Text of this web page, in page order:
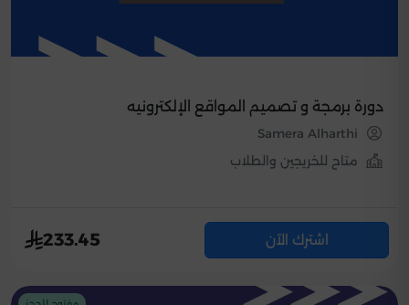
دورة برمجة و تصميم المواقع الإلكترونيه
Samera Alharthi
متاح للخريجين والطلاب
اشترك الآن 233.45